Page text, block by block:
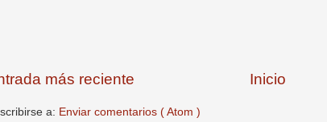
más reciente Inicio
a: Enviar comentarios ( Atom )